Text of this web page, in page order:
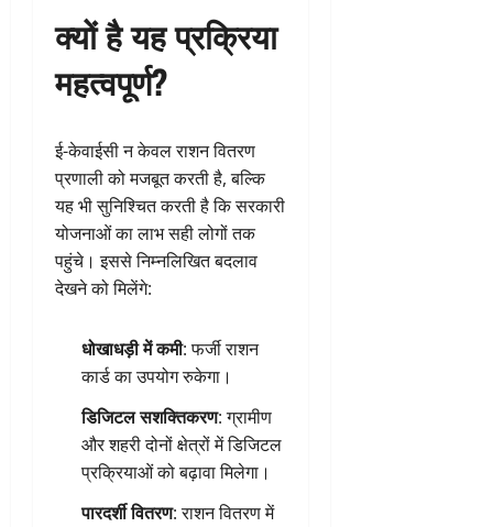
क्यों है यह प्रक्रिया
महत्वपूर्ण?
ई-केवाईसी न केवल राशन वितरण
प्रणाली को मजबूत करती है, बल्कि
यह भी सुनिश्चित करती है कि सरकारी
योजनाओं का लाभ सही लोगों तक
पहुंचे। इससे निम्नलिखित बदलाव
देखने को मिलेंगे:
धोखाधड़ी में कमी: फर्जी राशन
कार्ड का उपयोग रुकेगा।
डिजिटल सशक्तिकरण: ग्रामीण
और शहरी दोनों क्षेत्रों में डिजिटल
प्रक्रियाओं को बढ़ावा मिलेगा।
पारदर्शी वितरण: राशन वितरण में